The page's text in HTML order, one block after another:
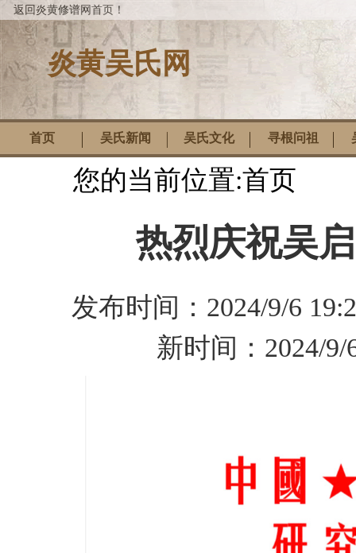
返回炎黄修谱网首页！
炎黄吴氏网
首页 吴氏新闻 吴氏文化 寻根问祖
您的当前位置:首页
热烈庆祝吴
发布时间： 2024/9/6
新时间： 2024/9/